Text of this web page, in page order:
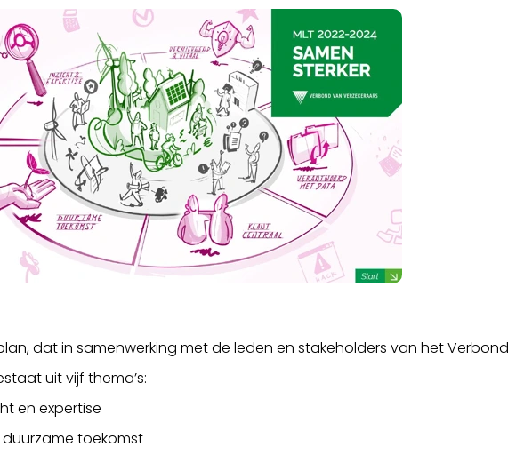
dat in samenwerking met de leden en stakeholders van het Verbond
uit vijf thema’s:
en expertise
toekomst